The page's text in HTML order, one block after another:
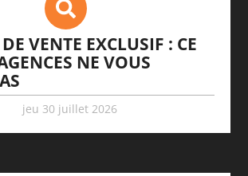
VENTE EXCLUSIF : CE
NE VOUS
jeu 30 juillet 2026